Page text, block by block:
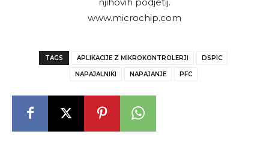
www.microchip.com
TAGS APLIKACIJE Z MIKROKONTROLERJI DSPIC
NAPAJALNIKI NAPAJANJE PFC